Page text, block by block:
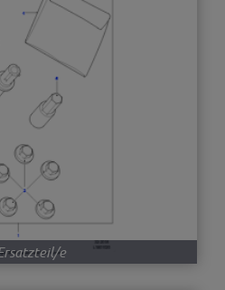
e